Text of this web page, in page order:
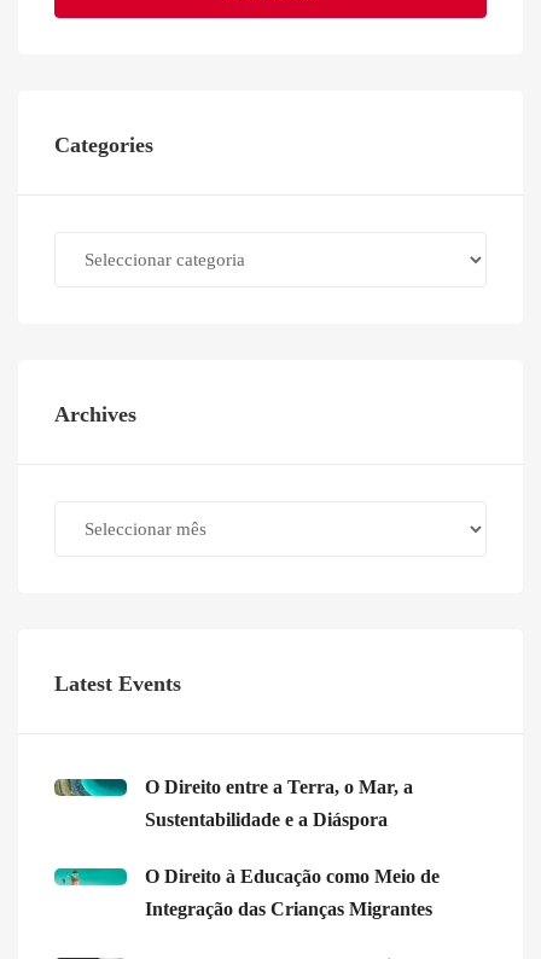
Categories
Archives
Latest Events
O Direito entre a Terra, o Mar, a
Sustentabilidade e a Diáspora
O Direito à Educação como Meio de
Integração das Crianças Migrantes